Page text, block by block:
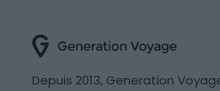
Depuis 2013, Generation